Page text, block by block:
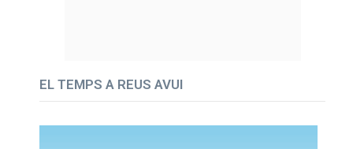
EL TEMPS A REUS AVUI